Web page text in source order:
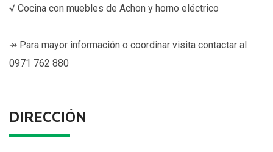
√ Cocina con muebles de Achon y horno eléctrico
↠ Para mayor información o coordinar visita contactar al
0971 762 880
DIRECCIÓN